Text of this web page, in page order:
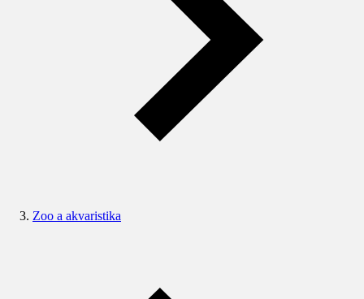
Zoo a akvaristika